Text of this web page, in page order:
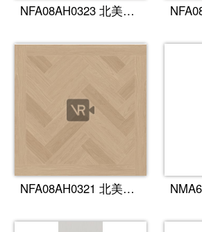
NFA08AH0323 北美橡木（栗棕色）
NFA08AH0321 北美橡木（燕麦色）